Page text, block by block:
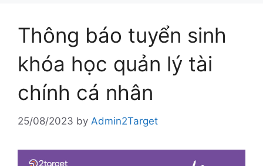
Thông báo tuyển sinh
khóa học quản lý tài
chính cá nhân
25/08/2023 by Admin2Target